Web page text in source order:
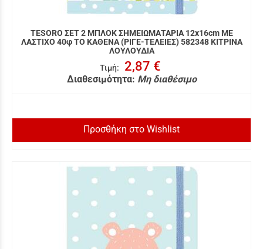
TESORO ΣΕΤ 2 ΜΠΛΟΚ ΣΗΜΕΙΩΜΑΤΑΡΙΑ 12x16cm ΜΕ
ΛΑΣΤΙΧΟ 40φ ΤΟ ΚΑΘΕΝΑ (ΡΙΓΕ-ΤΕΛΕΙΕΣ) 582348 ΚΙΤΡΙΝΑ
ΛΟΥΛΟΥΔΙΑ
Τιμή: 2,87 €
Διαθεσιμότητα: Μη διαθέσιμο
Προσθήκη στο Wishlist